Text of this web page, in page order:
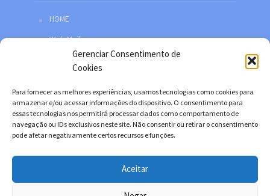
Gerenciar Consentimento de
Cookies
Para fornecer as melhores experiências, usamos tecnologias como cookies para
armazenar e/ou acessar informações do dispositivo. O consentimento para
essas tecnologias nos permitirá processar dados como comportamento de
navegação ou IDs exclusivos neste site. Não consentir ou retirar o consentimento
pode afetar negativamente certos recursos e funções.
Aceitar
HOME
Web Mail
Política de privacidade
Facebook
Twitter
YouTube
Instagram